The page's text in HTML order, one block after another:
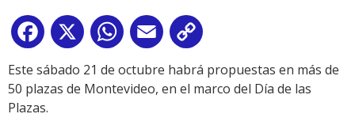
Facebook
X WhatsApp
Email
Link
Este sábado 21 de octubre habrá propuestas en más de
50 plazas de Montevideo, en el marco del Día de las
Plazas.